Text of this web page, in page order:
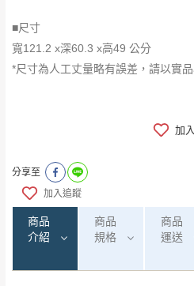
■尺寸
寬121.2 x深60.3 x高49 公分
*尺寸為人工丈量略有誤差，請以實
加
分享至
加入追蹤
商品
介紹
商品
規格
商品
運送